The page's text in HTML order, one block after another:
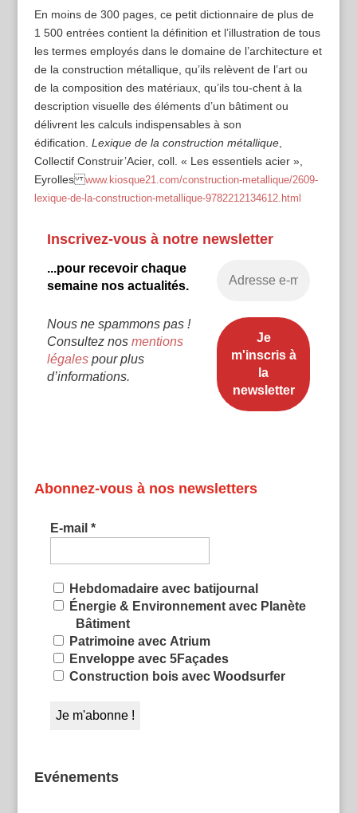
En moins de 300 pages, ce petit dictionnaire de plus de
1 500 entrées contient la définition et l’illustration de tous
les termes employés dans le domaine de l’architecture et
de la construction métallique, qu’ils relèvent de l’art ou
de la composition des matériaux, qu’ils tou-chent à la
description visuelle des éléments d’un bâtiment ou
délivrent les calculs indispensables à son
édification. Lexique de la construction métallique,
Collectif Construir’Acier, coll. « Les essentiels acier »,
Eyrolleswww.kiosque21.com/construction-metallique/2609-
lexique-de-la-construction-metallique-9782212134612.html
Inscrivez-vous à notre newsletter
...pour recevoir chaque
semaine nos actualités.
Nous ne spammons pas !
Consultez nos mentions
légalespour plus
d’informations.
Abonnez-vous à nos newsletters
E-mail *
Hebdomadaire avec batijournal
Énergie & Environnement avec Planète
Bâtiment
Patrimoine avec Atrium
Enveloppe avec 5Façades
Construction bois avec Woodsurfer
Evénements